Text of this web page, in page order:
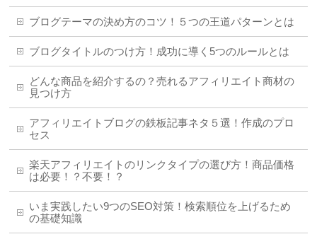
ブログテーマの決め方のコツ！５つの王道パターンとは
ブログタイトルのつけ方！成功に導く5つのルールとは
どんな商品を紹介するの？売れるアフィリエイト商材の
見つけ方
アフィリエイトブログの鉄板記事ネタ５選！作成のプロ
セス
楽天アフィリエイトのリンクタイプの選び方！商品価格
は必要！？不要！？
いま実践したい9つのSEO対策！検索順位を上げるため
の基礎知識